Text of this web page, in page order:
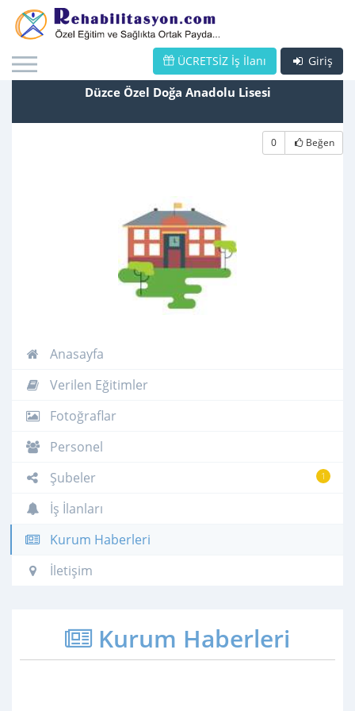
Giriş
ÜCRETSİZ İş İlanı
Düzce Özel Doğa Anadolu Lisesi
0 Beğen
Anasayfa
Verilen Eğitimler
Fotoğraflar
Personel
1
Şubeler
İş İlanları
Kurum Haberleri
İletişim
Kurum Haberleri